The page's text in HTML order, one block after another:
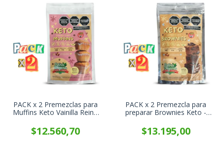
PACK x 2 Premezclas para
Muffins Keto Vainilla Reina
$12.560,70
PACK x 2 Premezcla para
preparar Brownies Keto -
$13.195,00